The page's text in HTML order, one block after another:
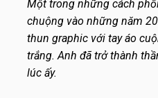
Một trong những cách
chuộng vào những năm
thun graphic với tay áo
trắng. Anh đã trở thành
lúc ấy.